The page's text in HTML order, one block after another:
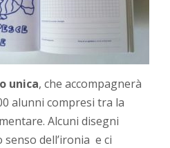
unica, che accompagnerà
alunni compresi tra la
Alcuni disegni
dell’ironia e ci